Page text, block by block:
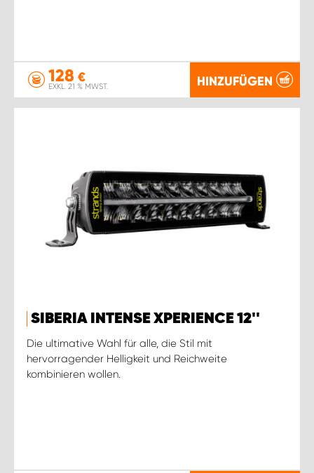
128 €
EXKL. 21 % MWST. HINZUFÜGEN
SIBERIA INTENSE XPERIENCE 12''
Die ultimative Wahl für alle, die Stil mit
hervorragender Helligkeit und Reichweite
kombinieren wollen.